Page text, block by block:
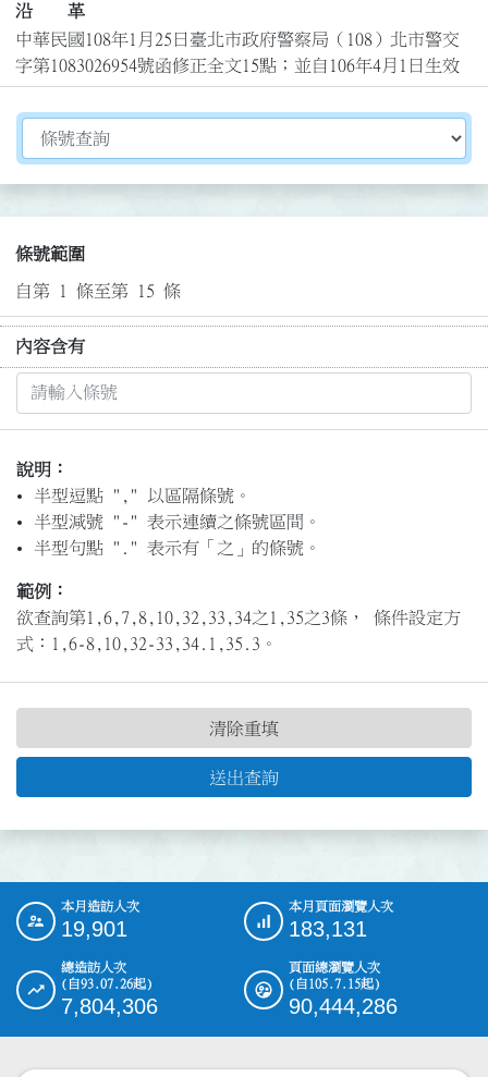
沿 革
中華民國108年1月25日臺北市政府警察局（108）北市警交
字第1083026954號函修正全文15點；並自106年4月1日生效
切換選擇法規資訊內容
條號範圍
自第 1 條至第 15 條
內容含有
說明：
半型逗點 "," 以區隔條號。
半型減號 "-" 表示連續之條號區間。
半型句點 "." 表示有「之」的條號。
範例：
欲查詢第1,6,7,8,10,32,33,34之1,35之3條， 條件設定方
式：1,6-8,10,32-33,34.1,35.3。
送出查詢
清除重填
::: 本月造訪人次
19,901
本月頁面瀏覽人次
183,131
總造訪人次
(自93.07.26起)
7,804,306
頁面總瀏覽人次
(自105.7.15起)
90,444,286